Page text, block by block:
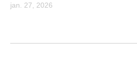
jan. 27, 2026